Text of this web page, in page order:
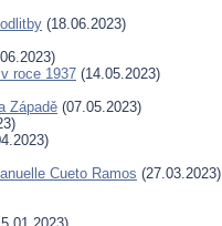
(18.06.2023)
roce 1937 (14.05.2023)
Západě (07.05.2023)
Cueto Ramos (27.03.2023)